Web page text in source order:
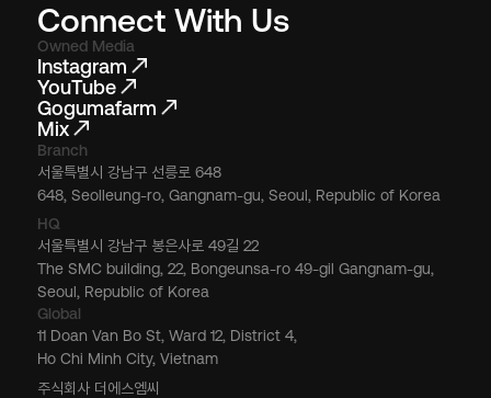
Connect With Us
Owned Media
Instagram
YouTube
Gogumafarm
Mix
HQ
서울특별시 강남구 봉은사로 49길 22
The SMC building, 22, Bongeunsa-ro 49-gil Gangnam-gu,
Seoul, Republic of Korea
Branch
서울특별시 강남구 선릉로 648
648, Seolleung-ro, Gangnam-gu, Seoul, Republic of Korea
Global
11 Doan Van Bo St, Ward 12, District 4,
Ho Chi Minh City, Vietnam
주식회사 더에스엠씨